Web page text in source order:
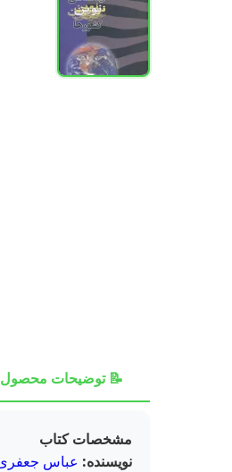
📝 توضیحات محصول
مشخصات کتاب
نویسنده: عباس